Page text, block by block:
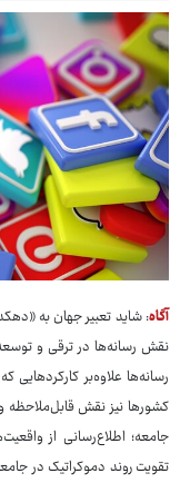
آگاه: شاید تعبیر جهان به
نقش رسانه‌ها در ترقی و
رسانه‌ها علاوه‌بر
کشورها نیز نقش قابل‌ملاحظه
جامعه؛ اطلاع‌رسانی از
تقویت روند دموکراتیک در